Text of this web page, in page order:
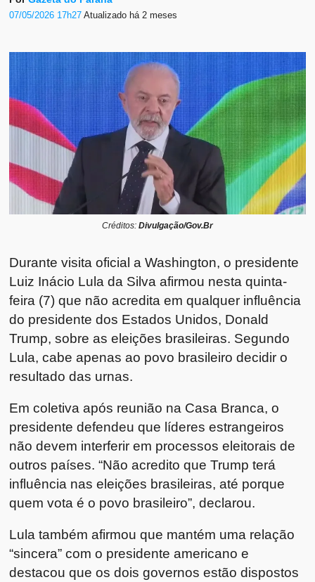
07/05/2026 17h27Atualizado há 2 meses
Créditos: Divulgação/Gov.Br
Durante visita oficial a Washington, o presidente
Luiz Inácio Lula da Silva afirmou nesta quinta-
feira (7) que não acredita em qualquer influência
do presidente dos Estados Unidos, Donald
Trump, sobre as eleições brasileiras. Segundo
Lula, cabe apenas ao povo brasileiro decidir o
resultado das urnas.
Em coletiva após reunião na Casa Branca, o
presidente defendeu que líderes estrangeiros
não devem interferir em processos eleitorais de
outros países. “Não acredito que Trump terá
influência nas eleições brasileiras, até porque
quem vota é o povo brasileiro”, declarou.
Lula também afirmou que mantém uma relação
“sincera” com o presidente americano e
destacou que os dois governos estão dispostos